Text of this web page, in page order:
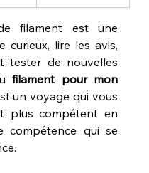
filament est une
curieux, lire les avis,
tester de nouvelles
filament pour mon
un voyage qui vous
plus compétent en
compétence qui se